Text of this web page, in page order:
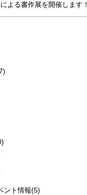
よる書作展を開催します！
ント情報(5)